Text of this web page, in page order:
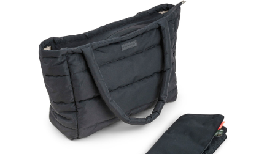
Leker og spill
Mamma & Pappa
Møbler & seng
Tilbehør
Reservedeler
Kampanjer
Tips om gaver